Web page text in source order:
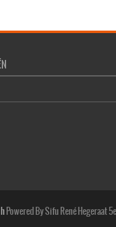
Powered By Sifu René Hegeraat